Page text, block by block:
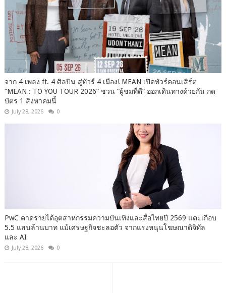
จาก 4 เพลง ft. 4 ศิลปิน สู่ทัวร์ 4 เมือง! MEAN เปิดทัวร์คอนเสิร์ต
“MEAN : TO YOU TOUR 2026” ชวน “ผู้ชมที่ดี” ออกเดินทางด้วยกัน กด
บัตร 1 สิงหาคมนี้
July 28, 2026 0
PwC คาดรายได้อุตสาหกรรมความบันเทิงและสื่อไทยปี 2569 แตะเกือบ
5.5 แสนล้านบาท แม้เศรษฐกิจชะลอตัว จากแรงหนุนโฆษณาดิจิทัล
และ AI
July 28, 2026 0